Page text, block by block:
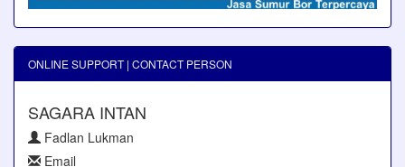
ONLINE SUPPORT | CONTACT PERSON
SAGARA INTAN
Fadlan Lukman
Email